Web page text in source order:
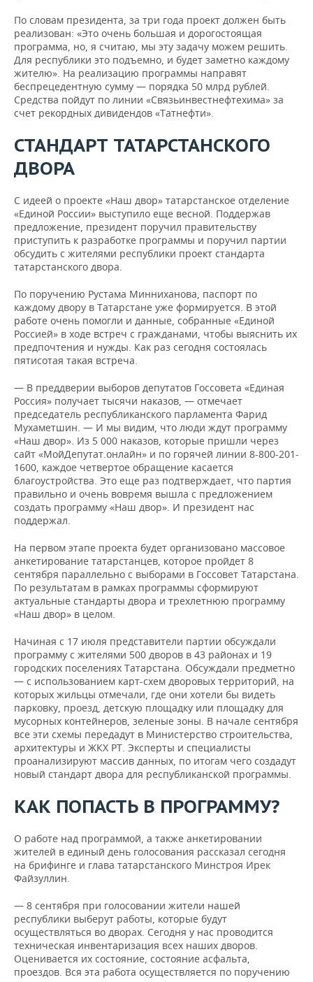
По словам президента, за три года проект должен быть
реализован: «Это очень большая и дорогостоящая
программа, но, я считаю, мы эту задачу можем решить.
Для республики это подъемно, и будет заметно каждому
жителю». На реализацию программы направят
беспрецедентную сумму — порядка 50 млрд рублей.
Средства пойдут по линии «Связьинвестнефтехима» за
счет рекордных дивидендов «Татнефти».
СТАНДАРТ ТАТАРСТАНСКОГО
ДВОРА
С идеей о проекте «Наш двор» татарстанское отделение
«Единой России» выступило еще весной. Поддержав
предложение, президент поручил правительству
приступить к разработке программы и поручил партии
обсудить с жителями республики проект стандарта
татарстанского двора.
По поручению Рустама Минниханова, паспорт по
каждому двору в Татарстане уже формируется. В этой
работе очень помогли и данные, собранные «Единой
Россией» в ходе встреч с гражданами, чтобы выяснить их
предпочтения и нужды. Как раз сегодня состоялась
пятисотая такая встреча.
— В преддверии выборов депутатов Госсовета «Единая
Россия» получает тысячи наказов, — отмечает
председатель республиканского парламента Фарид
Мухаметшин. — И мы видим, что люди ждут программу
«Наш двор». Из 5 000 наказов, которые пришли через
сайт «МойДепутат.онлайн» и по горячей линии 8-800-201-
1600, каждое четвертое обращение касается
благоустройства. Это еще раз подтверждает, что партия
правильно и очень вовремя вышла с предложением
создать программу «Наш двор». И президент нас
поддержал.
На первом этапе проекта будет организовано массовое
анкетирование татарстанцев, которое пройдет 8
сентября параллельно с выборами в Госсовет Татарстана.
По результатам в рамках программы сформируют
актуальные стандарты двора и трехлетнюю программу
«Наш двор» в целом.
Начиная с 17 июля представители партии обсуждали
программу с жителями 500 дворов в 43 районах и 19
городских поселениях Татарстана. Обсуждали предметно
— с использованием карт-схем дворовых территорий, на
которых жильцы отмечали, где они хотели бы видеть
парковку, проезд, детскую площадку или площадку для
мусорных контейнеров, зеленые зоны. В начале сентября
все эти схемы передадут в Министерство строительства,
архитектуры и ЖКХ РТ. Эксперты и специалисты
проанализируют массив данных, по итогам чего создадут
новый стандарт двора для республиканской программы.
КАК ПОПАСТЬ В ПРОГРАММУ?
О работе над программой, а также анкетировании
жителей в единый день голосования рассказал сегодня
на брифинге и глава татарстанского Минстроя Ирек
Файзуллин.
— 8 сентября при голосовании жители нашей
республики выберут работы, которые будут
осуществляться во дворах. Сегодня у нас проводится
техническая инвентаризация всех наших дворов.
Оценивается их состояние, состояние асфальта,
проездов. Вся эта работа осуществляется по поручению